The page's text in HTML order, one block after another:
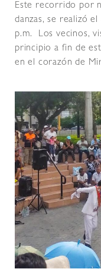
Este recorrido por
danzas, se realizó
p.m. Los vecinos,
principio a fin de
en el corazón de